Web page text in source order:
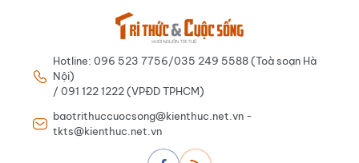
Hotline: 096 523 7756/035 249 5588 (Toà soạn Hà
Nội)
/ 091 122 1222 (VPĐD TPHCM)
baotrithuccuocsong@kienthuc.net.vn -
tkts@kienthuc.net.vn